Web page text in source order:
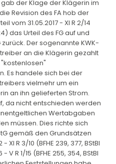
der Klage der Klägerin im
Revision des FA hob der
vom 31.05.2017 - XI R 2/14
das Urteil des FG auf und
Der sogenannte KWK-
an die Klägerin gezahlt
Es handele sich bei der
vielmehr um ein
an ihn gelieferten Strom.
da nicht entschieden werden
Wertabgaben
müssen. Dies richte sich
gemäß den Grundsätzen
XI R 3/10 (BFHE 239, 377, BStBl
V R 1/15 (BFHE 255, 354, BStBl